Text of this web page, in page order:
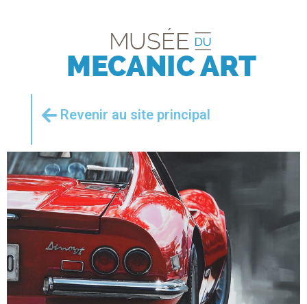
Revenir au site principal